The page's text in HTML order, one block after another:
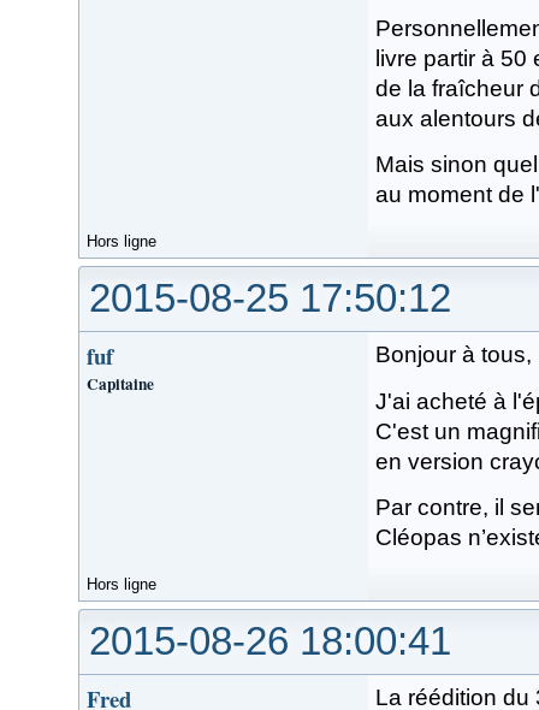
livre partir à 50
de la fraîcheur
aux alentours
Mais sinon
au moment de
Hors ligne
2015-08-25 17:50:12
fuf
Capitaine
Bonjour à tous,
J'ai acheté à
C'est un
en version
Par contre, il
Cléopas
Hors ligne
2015-08-26 18:00:41
Fred
La réédition du